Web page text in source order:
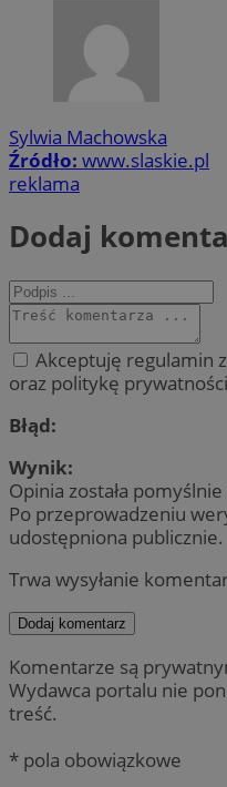
Sylwia Machowska
Źródło: www.slaskie.pl
reklama
Dodaj
Akceptuję regulamin
oraz politykę
Błąd:
Wynik:
Opinia została
Po przeprowadzeniu
udostępniona publicznie.
Trwa wysyłanie
Dodaj komentarz
Komentarze są
Wydawca portalu nie
treść.
* pola obowiązkowe